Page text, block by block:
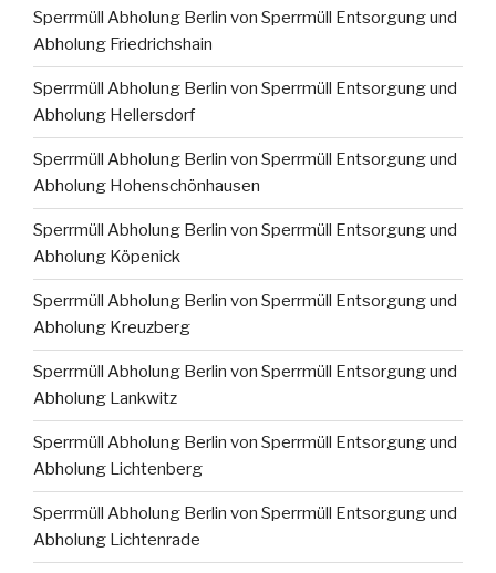
Sperrmüll Abholung Berlin von Sperrmüll Entsorgung und
Abholung Friedrichshain
Sperrmüll Abholung Berlin von Sperrmüll Entsorgung und
Abholung Hellersdorf
Sperrmüll Abholung Berlin von Sperrmüll Entsorgung und
Abholung Hohenschönhausen
Sperrmüll Abholung Berlin von Sperrmüll Entsorgung und
Abholung Köpenick
Sperrmüll Abholung Berlin von Sperrmüll Entsorgung und
Abholung Kreuzberg
Sperrmüll Abholung Berlin von Sperrmüll Entsorgung und
Abholung Lankwitz
Sperrmüll Abholung Berlin von Sperrmüll Entsorgung und
Abholung Lichtenberg
Sperrmüll Abholung Berlin von Sperrmüll Entsorgung und
Abholung Lichtenrade